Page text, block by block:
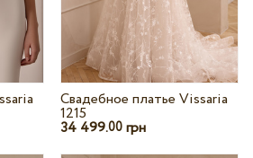
Свадебное платье Vissaria
1215
34 499.00 грн